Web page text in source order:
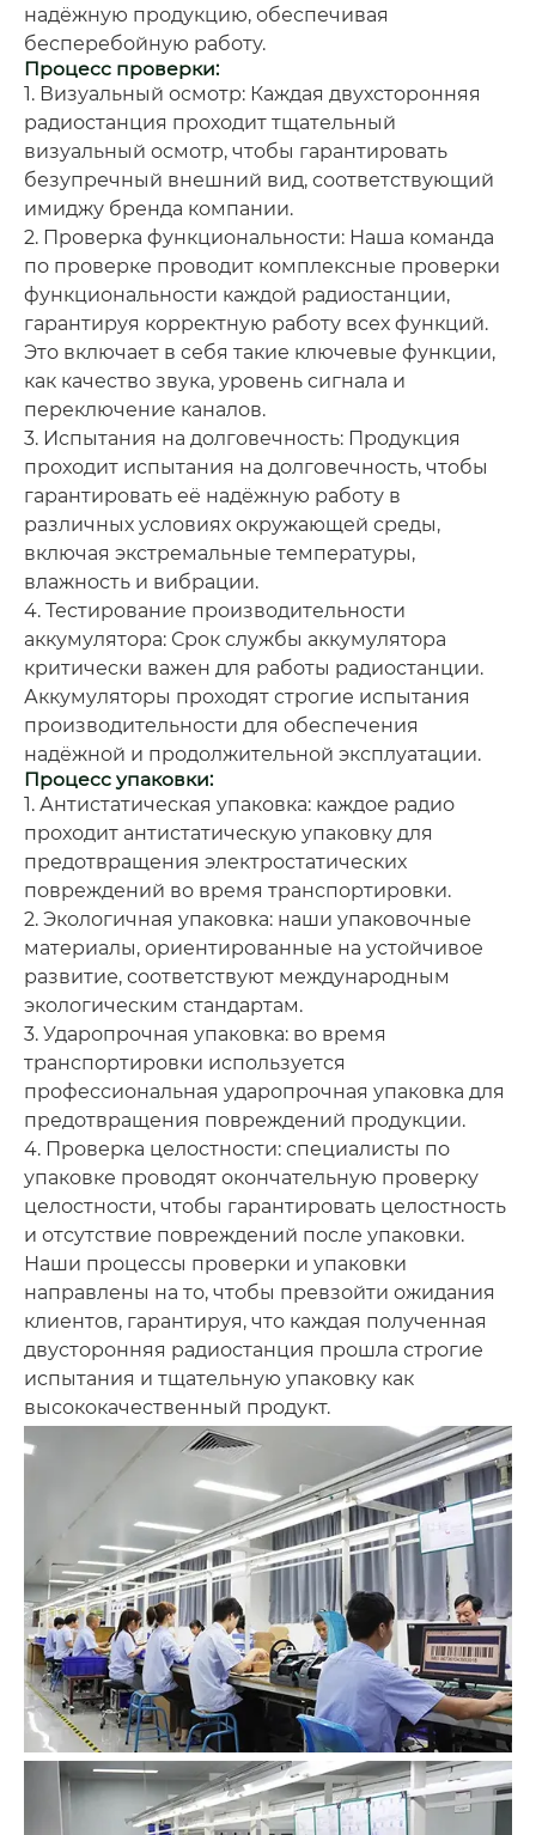
надёжную продукцию, обеспечивая
бесперебойную работу.
Процесс проверки:
1. Визуальный осмотр: Каждая двухсторонняя
радиостанция проходит тщательный
визуальный осмотр, чтобы гарантировать
безупречный внешний вид, соответствующий
имиджу бренда компании.
2. Проверка функциональности: Наша команда
по проверке проводит комплексные проверки
функциональности каждой радиостанции,
гарантируя корректную работу всех функций.
Это включает в себя такие ключевые функции,
как качество звука, уровень сигнала и
переключение каналов.
3. Испытания на долговечность: Продукция
проходит испытания на долговечность, чтобы
гарантировать её надёжную работу в
различных условиях окружающей среды,
включая экстремальные температуры,
влажность и вибрации.
4. Тестирование производительности
аккумулятора: Срок службы аккумулятора
критически важен для работы радиостанции.
Аккумуляторы проходят строгие испытания
производительности для обеспечения
надёжной и продолжительной эксплуатации.
Процесс упаковки:
1. Антистатическая упаковка: каждое радио
проходит антистатическую упаковку для
предотвращения электростатических
повреждений во время транспортировки.
2. Экологичная упаковка: наши упаковочные
материалы, ориентированные на устойчивое
развитие, соответствуют международным
экологическим стандартам.
3. Ударопрочная упаковка: во время
транспортировки используется
профессиональная ударопрочная упаковка для
предотвращения повреждений продукции.
4. Проверка целостности: специалисты по
упаковке проводят окончательную проверку
целостности, чтобы гарантировать целостность
и отсутствие повреждений после упаковки.
Наши процессы проверки и упаковки
направлены на то, чтобы превзойти ожидания
клиентов, гарантируя, что каждая полученная
двусторонняя радиостанция прошла строгие
испытания и тщательную упаковку как
высококачественный продукт.